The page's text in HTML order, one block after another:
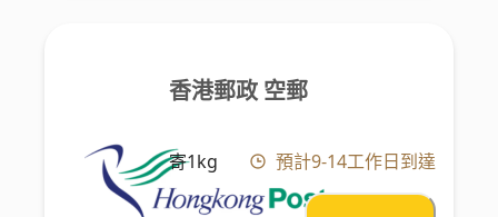
香港郵政 空郵
寄1kg 預計9-14工作日到達